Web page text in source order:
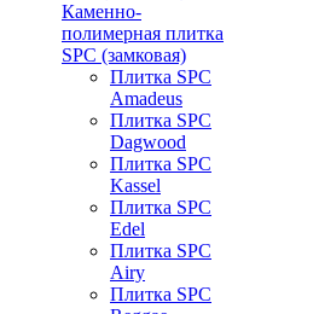
Каменно-
полимерная плитка
SPC (замковая)
Плитка SPC
Amadeus
Плитка SPC
Dagwood
Плитка SPC
Kassel
Плитка SPC
Edel
Плитка SPC
Airy
Плитка SPC